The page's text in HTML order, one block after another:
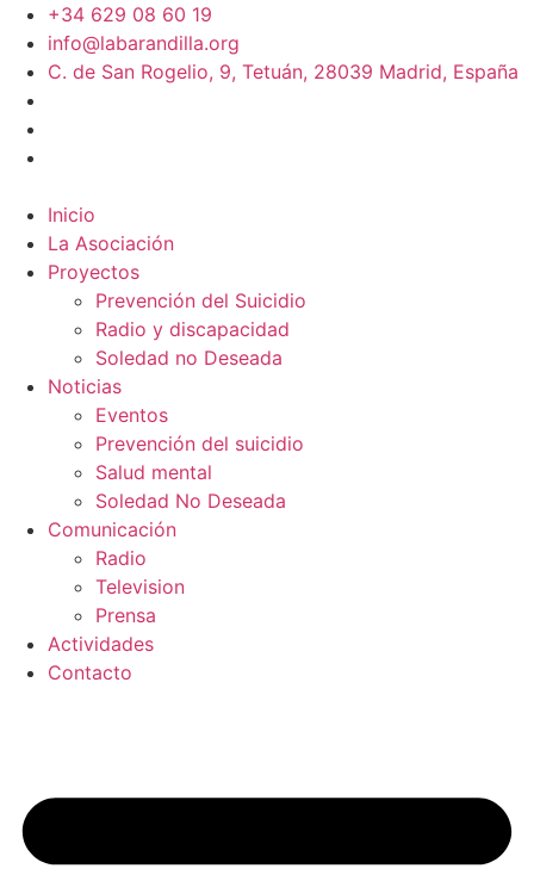
+34 629 08 60 19
info@labarandilla.org
C. de San Rogelio, 9, Tetuán, 28039 Madrid, España
Inicio
La Asociación
Proyectos
Prevención del Suicidio
Radio y discapacidad
Soledad no Deseada
Noticias
Eventos
Prevención del suicidio
Salud mental
Soledad No Deseada
Comunicación
Radio
Television
Prensa
Actividades
Contacto